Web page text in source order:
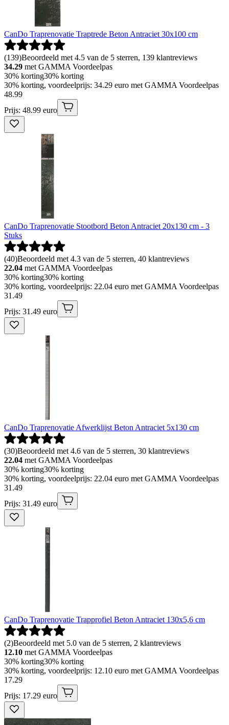
CanDo Traprenovatie Traptrede Beton Antraciet 30x100 cm
(139)Beoordeeld met 4.5 van de 5 sterren, 139 klantreviews
34.29 met GAMMA Voordeelpas
30% korting30% korting
30% korting, voordeelprijs: 34.29 euro met GAMMA Voordeelpas
48.99
Prijs: 48.99 euro
CanDo Traprenovatie Stootbord Beton Antraciet 20x130 cm - 3
Stuks
(40)Beoordeeld met 4.3 van de 5 sterren, 40 klantreviews
22.04 met GAMMA Voordeelpas
30% korting30% korting
30% korting, voordeelprijs: 22.04 euro met GAMMA Voordeelpas
31 .49
Prijs: 31.49 euro
CanDo Traprenovatie Afwerklijst Beton Antraciet 5x130 cm
(30)Beoordeeld met 4.6 van de 5 sterren, 30 klantreviews
22.04 met GAMMA Voordeelpas
30% korting30% korting
30% korting, voordeelprijs: 22.04 euro met GAMMA Voordeelpas
31 .49
Prijs: 31.49 euro
CanDo Traprenovatie Trapprofiel Beton Antraciet 130x5,6 cm
(2)Beoordeeld met 5.0 van de 5 sterren, 2 klantreviews
12.10 met GAMMA Voordeelpas
30% korting30% korting
30% korting, voordeelprijs: 12.10 euro met GAMMA Voordeelpas
17.29
Prijs: 17.29 euro